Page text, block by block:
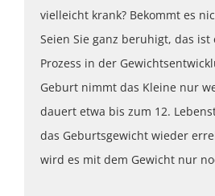
vielleicht krank? Bekommt es
Seien Sie ganz beruhigt, das
Prozess in der
Geburt nimmt das Kleine nur
dauert etwa bis zum 12.
das Geburtsgewicht wieder
wird es mit dem Gewicht nur